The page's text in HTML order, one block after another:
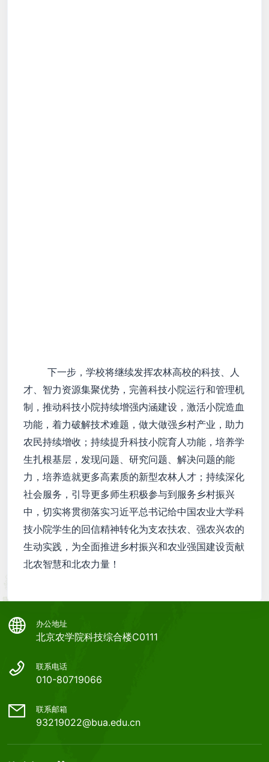
下一步，学校将继续发挥农林高校的科技、人
才、智力资源集聚优势，完善科技小院运行和管理机
制，推动科技小院持续增强内涵建设，激活小院造血
功能，着力破解技术难题，做大做强乡村产业，助力
农民持续增收；持续提升科技小院育人功能，培养学
生扎根基层，发现问题、研究问题、解决问题的能
力，培养造就更多高素质的新型农林人才；持续深化
社会服务，引导更多师生积极参与到服务乡村振兴
中，切实将贯彻落实习近平总书记给中国农业大学科
技小院学生的回信精神转化为支农扶农、强农兴农的
生动实践，为全面推进乡村振兴和农业强国建设贡献
北农智慧和北农力量！
办公地址
北京农学院科技综合楼C0111
联系电话
010-80719066
联系邮箱
93219022@bua.edu.cn